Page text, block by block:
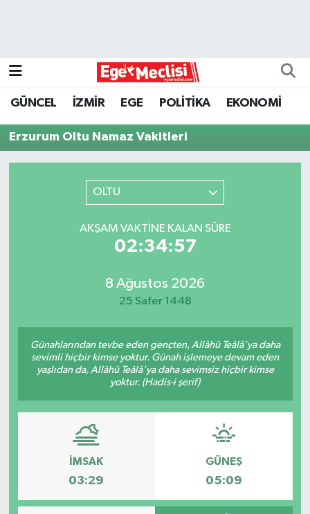
GÜNCEL İZMİR EGE POLİTİKA EKONOMİ
Erzurum Oltu Namaz Vakitleri
OLTU
AKŞAM VAKTINE KALAN SÜRE
02:34:57
8 Ağustos 2026
25 Safer 1448
Günahlarından tevbe eden gençten, Allâhü Teâlâ'ya daha
sevimli hiçbir kimse yoktur. Günah işlemeye devam eden
yaşlıdan da, Allâhü Teâlâ'ya daha sevimsiz hiçbir kimse
yoktur. (Hadis-i şerif)
İMSAK
03:29
GÜNEŞ
05:09
GÜNCEL
ÖZEL HABER
POLİTİKA